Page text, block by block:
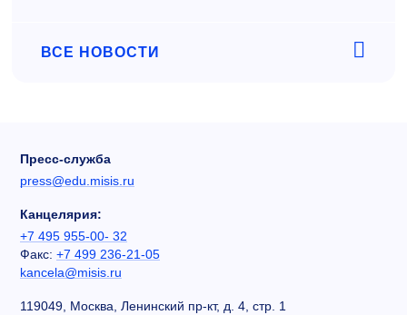
ВСЕ НОВОСТИ
Пресс-служба
press@edu.misis.ru
Канцелярия:
+7 495 955-00- 32
Факс: +7 499 236-21-05
kancela@misis.ru
119049, Москва, Ленинский пр-кт, д. 4, стр. 1